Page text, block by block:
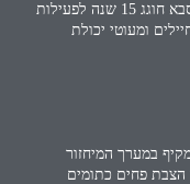
מרכז החסד מהלב כפר סבא חוגג 15 שנה לפעילות
ומעוטי יכולת
במערך המיחזור
הצבת פחים כתומים